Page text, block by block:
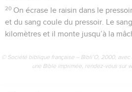
20 On écrase le raisin dans le
et du sang coule du pressoir. Le
kilomètres et il monte jusqu’à la
© Société biblique française – Bibli’O, 2000,
une Bible imprimée, rendez-vous sur